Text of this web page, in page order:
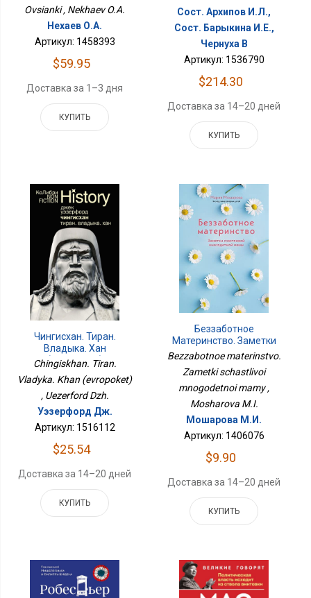
Ovsianki , Nekhaev O.A.
Нехаев О.А.
Артикул: 1458393
$59.95
Доставка за 1–3 дня
КУПИТЬ
Сост. Архипов И.Л.,
Сост. Барыкина И.Е.,
Чернуха В
Артикул: 1536790
$214.30
Доставка за 14–20 дней
КУПИТЬ
Чингисхан. Тиран.
Владыка. Хан
(европокет)
Chingiskhan. Tiran.
Vladyka. Khan (evropoket)
, Uezerford Dzh.
Уэзерфорд Дж.
Артикул: 1516112
$25.54
Доставка за 14–20 дней
КУПИТЬ
Беззаботное
Материнство. Заметки
Счастливой
Bezzabotnoe materinstvo.
Zametki schastlivoi
mnogodetnoi mamy ,
Mosharova M.I.
Мошарова М.И.
Артикул: 1406076
$9.90
Доставка за 14–20 дней
КУПИТЬ